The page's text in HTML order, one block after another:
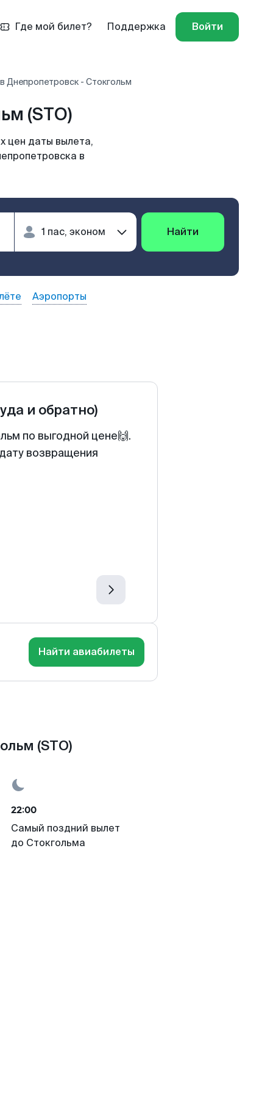
Где мой билет? Поддержка Войти
Днепропетровск - Стокгольм
(STO)
цен даты вылета,
в
Найти
Аэропорты
и обратно)
по выгодной цене🙌.
возвращения
Найти авиабилеты
(STO)
22:00
Самый поздний вылет
до Стокгольма